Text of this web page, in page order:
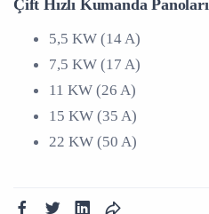
Çift Hızlı Kumanda Panoları
5,5 KW (14 A)
7,5 KW (17 A)
11 KW (26 A)
15 KW (35 A)
22 KW (50 A)